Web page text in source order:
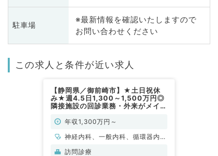
駐車場
※最新情報を確認いたしますので
お問い合わせください
この求人と条件が近い求人
【静岡県／御前崎市】★土日祝休
み★週4.5日1,300～1,500万円◎
隣接施設の回診業務・外来がメイン
年収1,300万円～
神経内科、一般内科、循環器内
科、呼吸器内科、消化器内科、老
訪問診療